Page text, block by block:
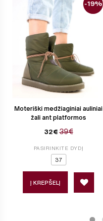
Moteriški medžiaginiai auliniai
žali ant platformos
32€ 39€
-19%
PASIRINKITE DYDĮ
37
Į KREPŠELĮ